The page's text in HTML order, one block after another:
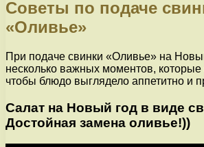
Советы по подаче
«Оливье»
При подаче свинки «Оливье» на
несколько важных моментов, которые
чтобы блюдо выглядело аппетитно и
Салат на Новый год в виде
Достойная замена оливье!))